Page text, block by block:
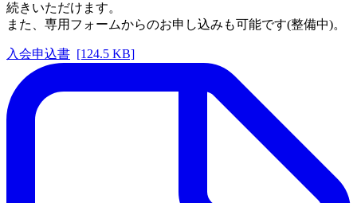
続きいただけます。
また、専用フォームからのお申し込みも可能です(整備中)。
入会申込書 [124.5 KB]